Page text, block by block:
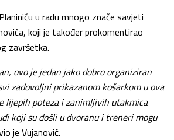
u radu mnogo znače savjeti
koji je također prokomentirao
završetka.
ovo je jedan jako dobro organiziran
zadovoljni prikazanom košarkom u ova
lijepih poteza i zanimljivih utakmica
koji su došli u dvoranu i treneri mogu
je Vujanović.